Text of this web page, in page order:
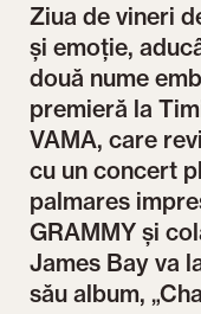
Ziua de vineri
și emoție,
două nume
premieră la
VAMA, care
cu un concert
palmares
GRAMMY și
James Bay va
său album,